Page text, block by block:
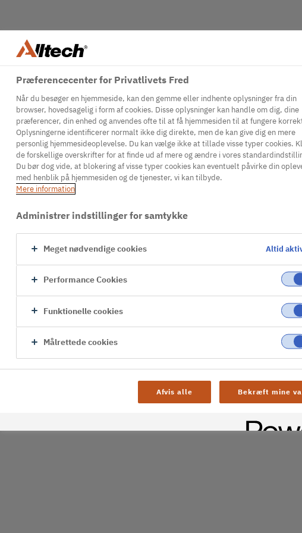
technical difficulties. Try
Præferencecenter for Privatlivets Fred
Når du besøger en hjemmeside, kan den gemme eller indhente oplysninger fra din
browser, hovedsagelig i form af cookies. Disse oplysninger kan handle om dig, dine
præferencer, din enhed og anvendes ofte til at få hjemmesiden til at fungere
Oplysningerne identificerer normalt ikke dig direkte, men de kan give dig en mere
personlig hjemmesideoplevelse. Du kan vælge ikke at tillade visse typer cookies.
de forskellige overskrifter for at finde ud af mere og ændre i vores
Du bør dog vide, at blokering af visse typer cookies kan eventuelt påvirke din
med henblik på hjemmesiden og de tjenester, vi kan tilbyde.
Mere information
Administrer indstillinger for samtykke
Meget nødvendige cookies Altid
Performance Cookies
Funktionelle cookies
Målrettede cookies
Afvis alle Bekræft mine